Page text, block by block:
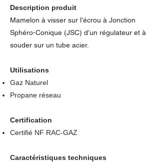
Description produit
Mamelon à visser sur l’écrou à Jonction
Sphéro-Conique (JSC) d’un régulateur et à
souder sur un tube acier.
Utilisations
Gaz Naturel
Propane réseau
Certification
Certifié NF RAC-GAZ
Caractéristiques techniques